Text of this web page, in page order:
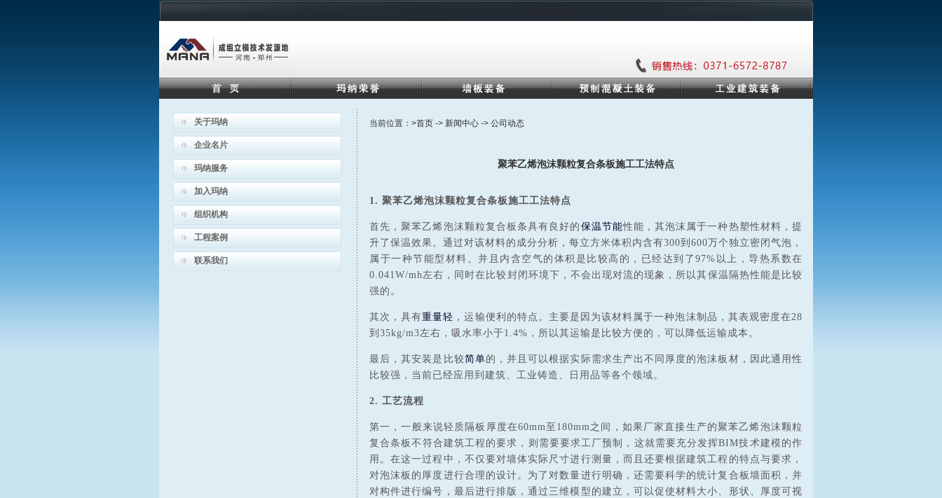
关于玛纳
企业名片
玛纳服务
加入玛纳
组织机构
工程案例
联系我们
当前位置： >首页 -> 新闻中心 -> 公司动态
聚苯乙烯泡沫颗粒复合条板施工工法特点
1. 聚苯乙烯泡沫颗粒复合条板施工工法特点
首先，聚苯乙烯泡沫颗粒复合板条具有良好的 保温节能性能，其泡沫属于一种热塑性材料，提
升了保温效果。通过对该材料的成分分析，每立方米体积内含有300到600万个独立密闭气泡，
属于一种节能型材料。并且内含空气的体积是比较高的，已经达到了97%以上，导热系数在
0.041W/mh左右，同时在比较封闭环境下，不会出现对流的现象，所以其保温隔热性能是比较
强的。
其次，具有重量轻 ，运输便利的特点。主要是因为该材料属于一种泡沫制品，其表观密度在28
到35kg/m3左右，吸水率小于1.4%，所以其运输是比较方便的，可以降低运输成本。
最后，其安装是比较简单的，并且可以根据实际需求生产出不同厚度的泡沫板材，因此通用性
比较强，当前已经应用到建筑、工业铸造、日用品等各个领域。
2. 工艺流程
第一，一般来说轻质隔板厚度在60mm至180mm之间，如果厂家直接生产的聚苯乙烯泡沫颗粒
复合条板不符合建筑工程的要求，则需要要求工厂预制，这就需要充分发挥BIM技术建模的作
用。在这一过程中，不仅要对墙体实际尺寸进行测量，而且还要根据建筑工程的特点与要求，
对泡沫板的厚度进行合理的设计。为了对数量进行明确，还需要科学的统计复合板墙面积，并
对构件进行编号，最后进行排版，通过三维模型的建立，可以促使材料大小、形状、厚度可视